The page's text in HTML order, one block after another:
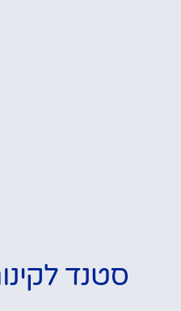
סטנד